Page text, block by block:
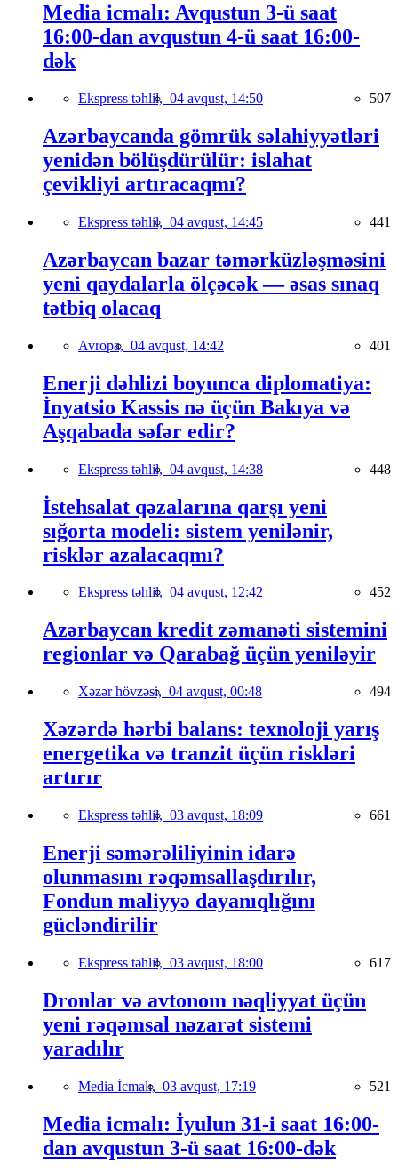
Media icmalı: Avqustun 3-ü saat
16:00-dan avqustun 4-ü saat 16:00-
dək
Ekspress təhlil, 04 avqust, 14:50 507
Azərbaycanda gömrük səlahiyyətləri
yenidən bölüşdürülür: islahat
çevikliyi artıracaqmı?
Ekspress təhlil, 04 avqust, 14:45 441
Azərbaycan bazar təmərküzləşməsini
yeni qaydalarla ölçəcək — əsas sınaq
tətbiq olacaq
Avropa, 04 avqust, 14:42 401
Enerji dəhlizi boyunca diplomatiya:
İnyatsio Kassis nə üçün Bakıya və
Aşqabada səfər edir?
Ekspress təhlil, 04 avqust, 14:38 448
İstehsalat qəzalarına qarşı yeni
sığorta modeli: sistem yenilənir,
risklər azalacaqmı?
Ekspress təhlil, 04 avqust, 12:42 452
Azərbaycan kredit zəmanəti sistemini
regionlar və Qarabağ üçün yeniləyir
Xəzər hövzəsi, 04 avqust, 00:48 494
Xəzərdə hərbi balans: texnoloji yarış
energetika və tranzit üçün riskləri
artırır
Ekspress təhlil, 03 avqust, 18:09 661
Enerji səmərəliliyinin idarə
olunmasını rəqəmsallaşdırılır,
Fondun maliyyə dayanıqlığını
gücləndirilir
Ekspress təhlil, 03 avqust, 18:00 617
Dronlar və avtonom nəqliyyat üçün
yeni rəqəmsal nəzarət sistemi
yaradılır
Media İcmalı, 03 avqust, 17:19 521
Media icmalı: İyulun 31-i saat 16:00-
dan avqustun 3-ü saat 16:00-dək